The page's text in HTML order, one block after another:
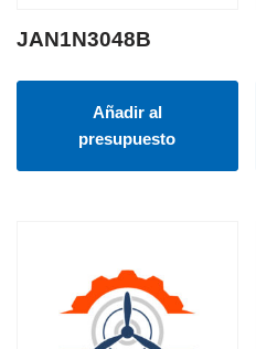
JAN1N3048B
Añadir al
presupuesto